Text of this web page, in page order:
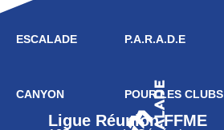
ESCALADE
CANYON
P.A.R.A.D.E
POUR LES CLUBS
Ligue Réunion FFME